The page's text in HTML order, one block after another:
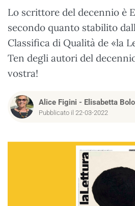
Lo scrittore del decennio è
secondo quanto stabilito
Classifica di Qualità de «la
Ten degli autori del
vostra!
Alice Figini - Elisabetta
Pubblicato il 22-03-2022